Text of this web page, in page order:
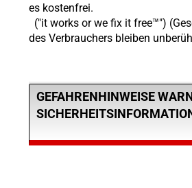
es kostenfrei.
("it works or we fix it free™")
des Verbrauchers bleiben
GEFAHRENHINWEISE